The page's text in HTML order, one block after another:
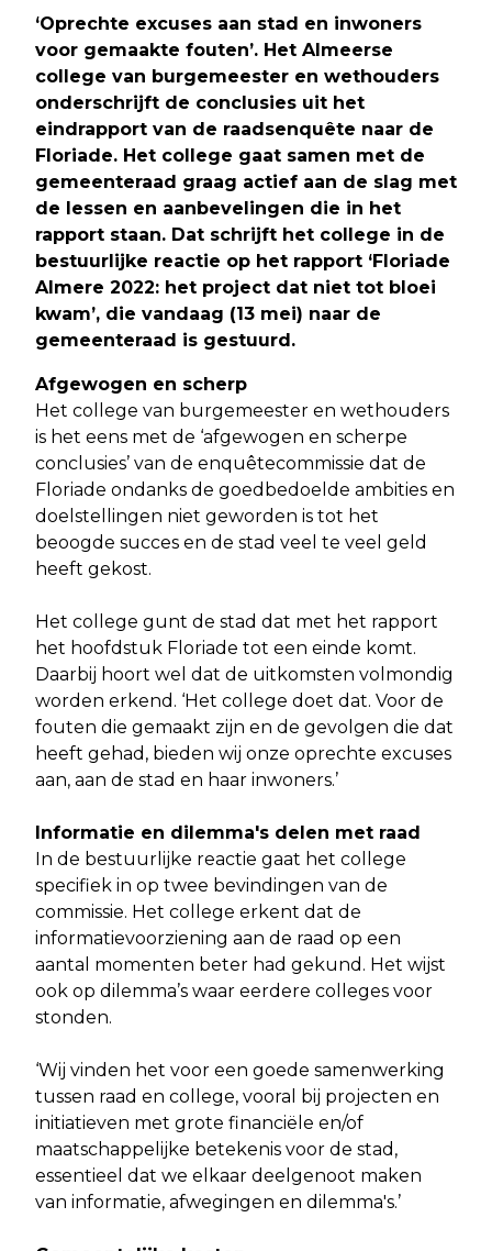
‘Oprechte excuses aan stad en inwoners
voor gemaakte fouten’. Het Almeerse
college van burgemeester en wethouders
onderschrijft de conclusies uit het
eindrapport van de raadsenquête naar de
Floriade. Het college gaat samen met de
gemeenteraad graag actief aan de slag met
de lessen en aanbevelingen die in het
rapport staan. Dat schrijft het college in de
bestuurlijke reactie op het rapport ‘Floriade
Almere 2022: het project dat niet tot bloei
kwam’, die vandaag (13 mei) naar de
gemeenteraad is gestuurd.
Afgewogen en scherp
Het college van burgemeester en wethouders
is het eens met de ‘afgewogen en scherpe
conclusies’ van de enquêtecommissie dat de
Floriade ondanks de goedbedoelde ambities en
doelstellingen niet geworden is tot het
beoogde succes en de stad veel te veel geld
heeft gekost.
Het college gunt de stad dat met het rapport
het hoofdstuk Floriade tot een einde komt.
Daarbij hoort wel dat de uitkomsten volmondig
worden erkend. ‘Het college doet dat. Voor de
fouten die gemaakt zijn en de gevolgen die dat
heeft gehad, bieden wij onze oprechte excuses
aan, aan de stad en haar inwoners.’
Informatie en dilemma's delen met raad
In de bestuurlijke reactie gaat het college
specifiek in op twee bevindingen van de
commissie. Het college erkent dat de
informatievoorziening aan de raad op een
aantal momenten beter had gekund. Het wijst
ook op dilemma’s waar eerdere colleges voor
stonden.
‘Wij vinden het voor een goede samenwerking
tussen raad en college, vooral bij projecten en
initiatieven met grote financiële en/of
maatschappelijke betekenis voor de stad,
essentieel dat we elkaar deelgenoot maken
van informatie, afwegingen en dilemma's.’